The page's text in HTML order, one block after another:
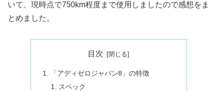
いて、現時点で750km程度まで使用しましたので感想をま
とめました。
目次
「アディゼロジャパン8」の特徴
スペック